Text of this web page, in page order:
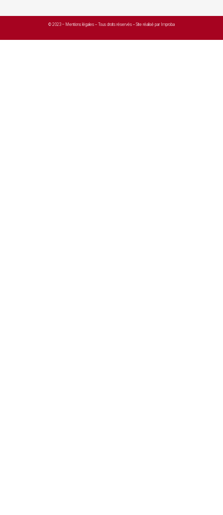
© 2023 – Mentions légales – Tous droits réservés – Site réalisé par Improba